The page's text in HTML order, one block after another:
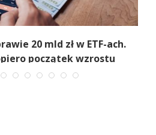
20 mld zł w ETF-ach.
początek wzrostu